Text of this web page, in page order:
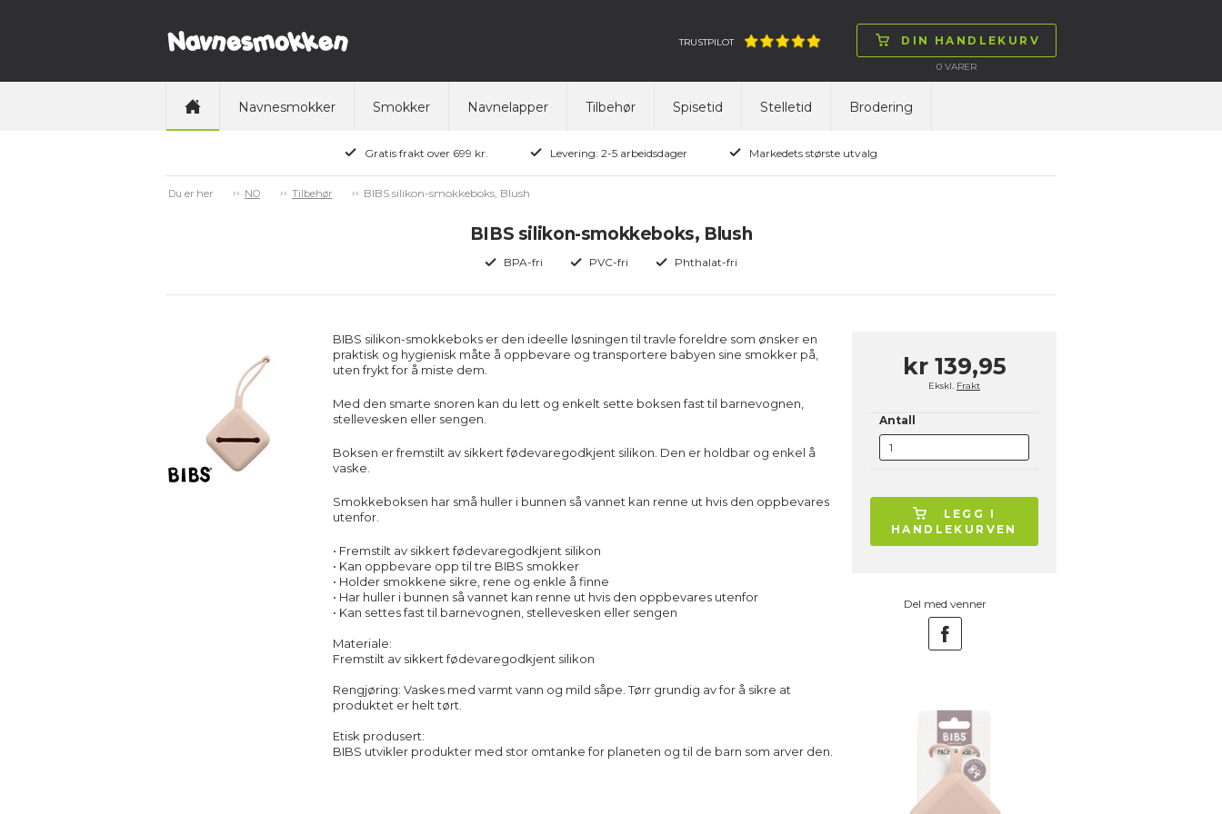
DIN HANDLEKURV
0VARER
TRUSTPILOT
Navnesmokker Smokker Navnelapper Tilbehør Spisetid Stelletid Brodering
Gratis frakt over 699 kr. Levering: 2-5 arbeidsdager Markedets største utvalg
Du er her NO Tilbehør BIBS silikon-smokkeboks, Blush
BIBS silikon-smokkeboks, Blush
BPA-fri PVC-fri Phthalat-fri
BIBS silikon-smokkeboks er den ideelle løsningen til travle foreldre som ønsker en
praktisk og hygienisk måte å oppbevare og transportere babyen sine smokker på,
uten frykt for å miste dem.
Med den smarte snoren kan du lett og enkelt sette boksen fast til barnevognen,
stellevesken eller sengen.
Boksen er fremstilt av sikkert fødevaregodkjent silikon. Den er holdbar og enkel å
vaske.
Smokkeboksen har små huller i bunnen så vannet kan renne ut hvis den oppbevares
utenfor.
• Fremstilt av sikkert fødevaregodkjent silikon
• Kan oppbevare opp til tre BIBS smokker
• Holder smokkene sikre, rene og enkle å finne
• Har huller i bunnen så vannet kan renne ut hvis den oppbevares utenfor
• Kan settes fast til barnevognen, stellevesken eller sengen
Materiale:
Fremstilt av sikkert fødevaregodkjent silikon
Rengjøring: Vaskes med varmt vann og mild såpe. Tørr grundig av for å sikre at
produktet er helt tørt.
Etisk produsert:
BIBS utvikler produkter med stor omtanke for planeten og til de barn som arver den.
kr 139,95
Ekskl. Frakt
Antall
LEGG I
HANDLEKURVEN
Del med venner